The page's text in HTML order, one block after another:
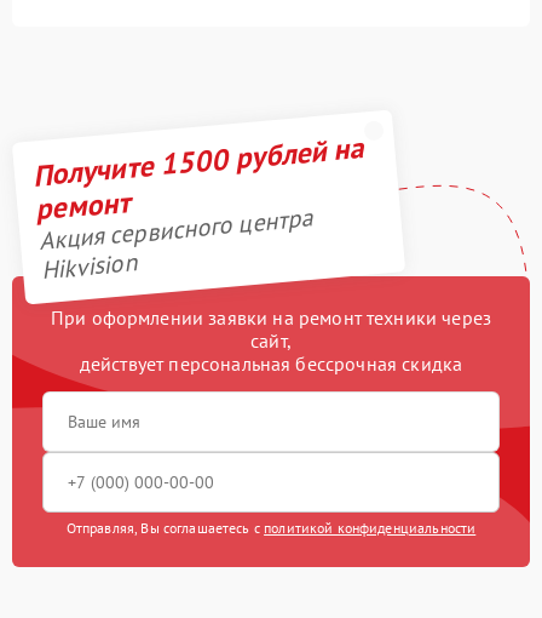
Получите 1500 рублей на
ремонт
Акция сервисного центра
Hikvision
При оформлении заявки на ремонт техники через
сайт,
действует персональная бессрочная скидка
Отправляя, Вы соглашаетесь с политикой конфиденциальности